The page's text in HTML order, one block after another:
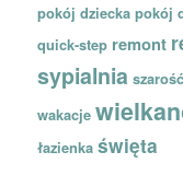
pokój dziecka pokój
quick-step remont
sypialnia szarość
wakacje
łazienka święta